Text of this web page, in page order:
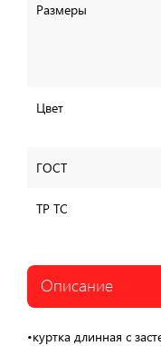
Размеры
Цвет
ГОСТ
ТР ТС
Описание
•куртка длинная с